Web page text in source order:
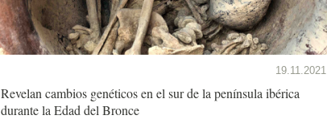
19.11.2021
Revelan cambios genéticos en el sur de la península ibérica
durante la Edad del Bronce